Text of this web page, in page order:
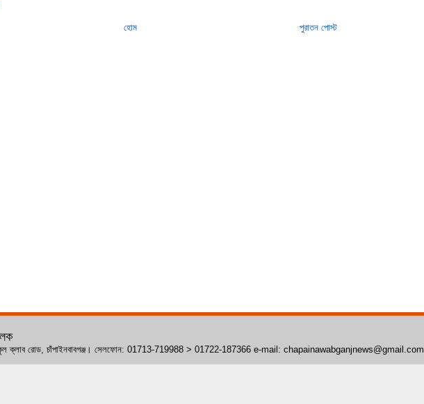
পুরাতন পোস্ট
হোম
স্কুল ক্লাব রোড, চাঁপাইনবাবগঞ্জ। সেলফোন: 01713-719988 > 01722-187366 e-mail: chapainawabganjnews@gmail.com